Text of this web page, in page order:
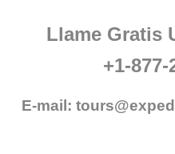
Llame Gratis
+1-877-
E-mail: